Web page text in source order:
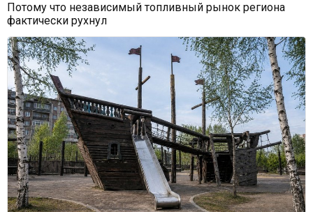
Потому что независимый топливный рынок региона
фактически рухнул